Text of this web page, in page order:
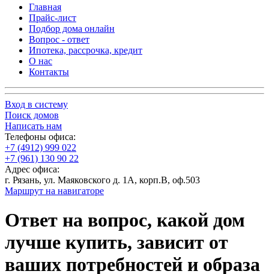
Главная
Прайс-лист
Подбор дома онлайн
Вопрос - ответ
Ипотека, рассрочка, кредит
О нас
Контакты
Вход в систему
Поиск домов
Написать нам
Телефоны офиса:
+7 (4912) 999 022
+7 (961) 130 90 22
Адрес офиса:
г. Рязань, ул. Маяковского д. 1А, корп.В, оф.503
Маршрут на навигаторе
Ответ на вопрос, какой дом
лучше купить, зависит от
ваших потребностей и образа